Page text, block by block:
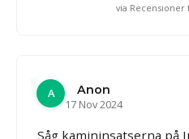
via Recensioner
A
Anon
17 Nov 2024
Såg kamininsatserna på